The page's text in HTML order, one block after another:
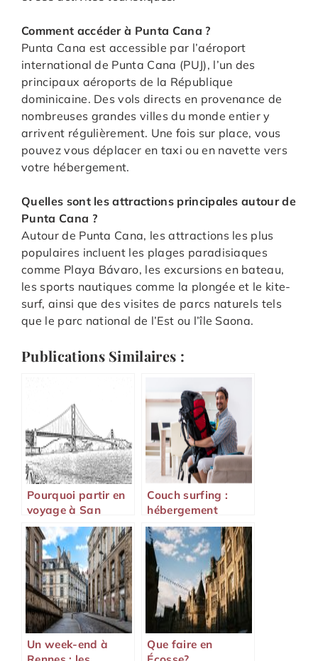
Comment accéder à Punta Cana ?
Punta Cana est accessible par l’aéroport
international de Punta Cana (PUJ), l’un des
principaux aéroports de la République
dominicaine. Des vols directs en provenance de
nombreuses grandes villes du monde entier y
arrivent régulièrement. Une fois sur place, vous
pouvez vous déplacer en taxi ou en navette vers
votre hébergement.
Quelles sont les attractions principales autour de
Punta Cana ?
Autour de Punta Cana, les attractions les plus
populaires incluent les plages paradisiaques
comme Playa Bávaro, les excursions en bateau,
les sports nautiques comme la plongée et le kite-
surf, ainsi que des visites de parcs naturels tels
que le parc national de l’Est ou l’île Saona.
Publications Similaires :
Pourquoi partir en
voyage à San
Francisco ?
Couch surfing :
hébergement
gratuit, sécurité et
conseils pour bien
voyager
Un week-end à
Que faire en